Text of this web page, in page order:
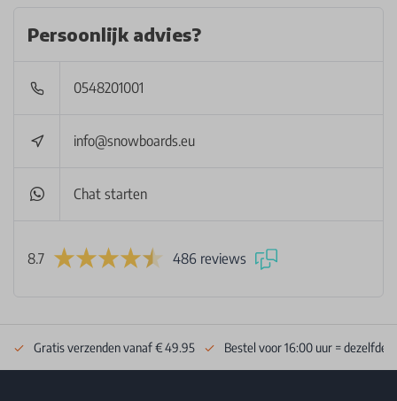
Persoonlijk advies?
0548201001
info@snowboards.eu
Chat starten
8.7 486 reviews
Gratis verzenden vanaf € 49.95 Bestel voor 16:00 uur = dezelfde